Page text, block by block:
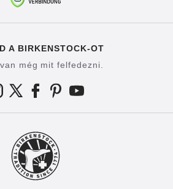
A BIRKENSTOCK-OT
még mit felfedezni.